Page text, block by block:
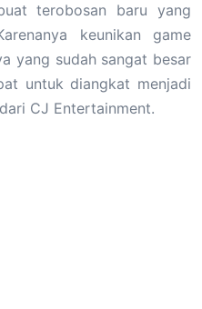
terobosan baru yang
keunikan game
yang sudah sangat besar
untuk diangkat menjadi
CJ Entertainment.